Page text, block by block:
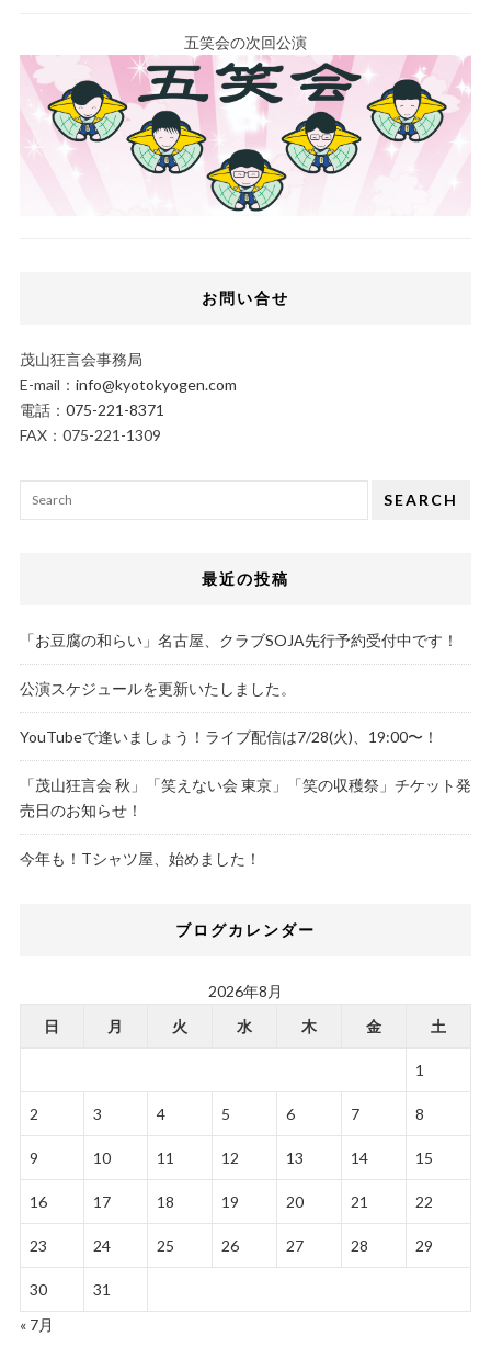
五笑会の次回公演
お問い合せ
茂山狂言会事務局
E-mail： info@kyotokyogen.com
電話： 075-221-8371
FAX：075-221-1309
SEARCH
最近の投稿
「お豆腐の和らい」名古屋、クラブSOJA先行予約受付中です！
公演スケジュールを更新いたしました。
YouTubeで逢いましょう！ライブ配信は7/28(火)、19:00〜！
「茂山狂言会 秋」「笑えない会 東京」「笑の収穫祭」チケット発
売日のお知らせ！
今年も！Tシャツ屋、始めました！
ブログカレンダー
2026年8月
日
月 火 水 木 金 土
1
2 3 4 5 6 7 8
9 10 11 12 13 14 15
16 17 18 19 20 21 22
23 24 25 26 27 28 29
30
31
« 7月